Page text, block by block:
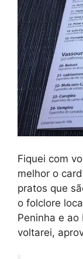
Fiquei com
melhor o
pratos que
o folclore
Peninha e ao
voltarei,